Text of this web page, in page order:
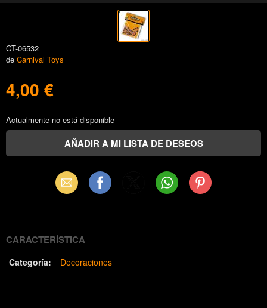
CT-06532
de Carnival Toys
4,00 €
Actualmente no está disponible
Email Facebook WhatsAppPinterest
CARACTERÍSTICA
Categoría: Decoraciones